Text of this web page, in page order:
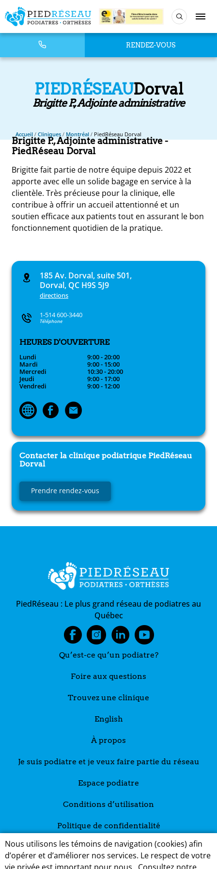
RENDEZ-VOUS
PIEDRÉSEAUDorval
Brigitte P., Adjointe administrative
Accueil / Cliniques / Montréal / PiedRéseau Dorval
Brigitte P., Adjointe administrative-
PiedRéseau Dorval
Brigitte fait partie de notre équipe depuis 2022 et
apporte avec elle un solide bagage en service à la
clientèle. Très précieuse pour la clinique, elle
contribue à offrir un accueil attentionné et un
soutien efficace aux patients tout en assurant le bon
fonctionnement quotidien de la pratique.
185 Av. Dorval, suite 501,
Dorval, QC H9S 5J9
directions
1-514 600-3440
Téléphone
HEURES D'OUVERTURE
Lundi
9:00 - 20:00
Mardi
9:00 - 15:00
Mercredi
10:30 - 20:00
Jeudi
9:00 - 17:00
Vendredi
9:00 - 12:00
Contacter la clinique podiatrique PiedRéseau
Dorval
Prendre rendez-vous
PiedRéseau : Le plus grand réseau de podiatres au
Québec
Qu’est-ce qu’un podiatre?
Foire aux questions
Trouvez une clinique
English
À propos
Je suis podiatre et je veux faire partie du réseau
Espace podiatre
Conditions d’utilisation
Politique de confidentialité
Nous utilisons les témoins de navigation (cookies) afin
d’opérer et d’améliorer nos services. Le respect de votre